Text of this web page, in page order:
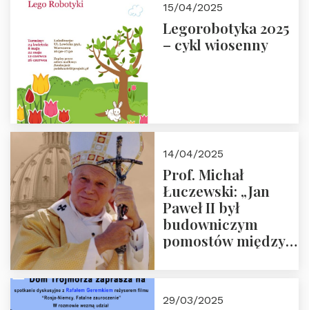
Trójmorza.
15/04/2025
Legorobotyka 2025
– cykl wiosenny
14/04/2025
Prof. Michał
Łuczewski: „Jan
Paweł II był
budowniczym
pomostów między
29/03/2025